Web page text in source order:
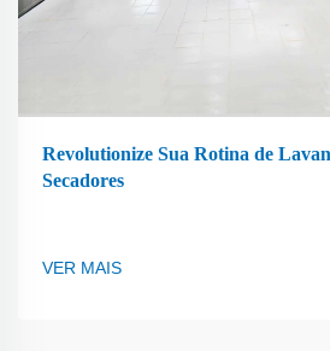
Revolutionize Sua Rotina de
Secadores
VER MAIS